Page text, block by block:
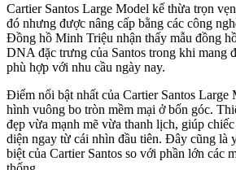
Cartier Santos Large Model kế thừa trọn
đó nhưng được nâng cấp bằng các công
Đồng hồ Minh Triệu nhận thấy mẫu đồng
DNA đặc trưng của Santos trong khi mang
phù hợp với nhu cầu ngày nay.
Điểm nổi bật nhất của Cartier Santos Large
hình vuông bo tròn mềm mại ở bốn góc.
đẹp vừa mạnh mẽ vừa thanh lịch, giúp
diện ngay từ cái nhìn đầu tiên. Đây cũng là
biệt của Cartier Santos so với phần lớn các